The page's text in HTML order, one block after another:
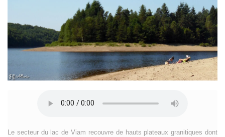
Le secteur du lac de Viam recouvre de hauts plateaux granitiques dont